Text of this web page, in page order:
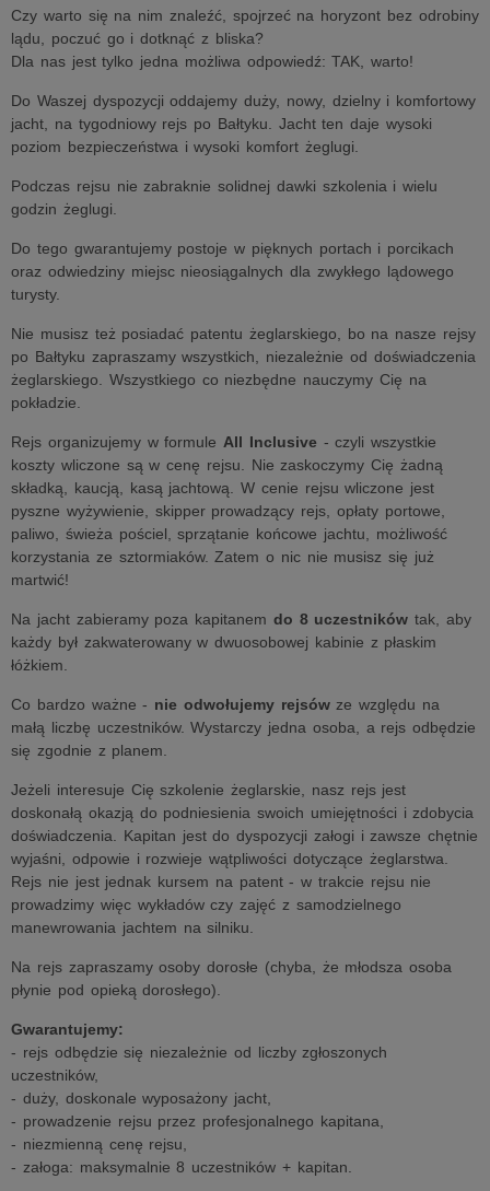
Czy warto się na nim znaleźć, spojrzeć na horyzont bez odrobiny
lądu, poczuć go i dotknąć z bliska?
Dla nas jest tylko jedna możliwa odpowiedź: TAK, warto!
Do Waszej dyspozycji oddajemy duży, nowy, dzielny i komfortowy
jacht, na tygodniowy rejs po Bałtyku. Jacht ten daje wysoki
poziom bezpieczeństwa i wysoki komfort żeglugi.
Podczas rejsu nie zabraknie solidnej dawki szkolenia i wielu
godzin żeglugi.
Do tego gwarantujemy postoje w pięknych portach i porcikach
oraz odwiedziny miejsc nieosiągalnych dla zwykłego lądowego
turysty.
Nie musisz też posiadać patentu żeglarskiego, bo na nasze rejsy
po Bałtyku zapraszamy wszystkich, niezależnie od doświadczenia
żeglarskiego. Wszystkiego co niezbędne nauczymy Cię na
pokładzie.
Rejs organizujemy w formule All Inclusive - czyli wszystkie
koszty wliczone są w cenę rejsu. Nie zaskoczymy Cię żadną
składką, kaucją, kasą jachtową. W cenie rejsu wliczone jest
pyszne wyżywienie, skipper prowadzący rejs, opłaty portowe,
paliwo, świeża pościel, sprzątanie końcowe jachtu, możliwość
korzystania ze sztormiaków. Zatem o nic nie musisz się już
martwić!
Na jacht zabieramy poza kapitanem do 8 uczestników tak, aby
każdy był zakwaterowany w dwuosobowej kabinie z płaskim
łóżkiem.
Co bardzo ważne - nie odwołujemy rejsówze względu na
małą liczbę uczestników. Wystarczy jedna osoba, a rejs odbędzie
się zgodnie z planem.
Jeżeli interesuje Cię szkolenie żeglarskie, nasz rejs jest
doskonałą okazją do podniesienia swoich umiejętności i zdobycia
doświadczenia. Kapitan jest do dyspozycji załogi i zawsze chętnie
wyjaśni, odpowie i rozwieje wątpliwości dotyczące żeglarstwa.
Rejs nie jest jednak kursem na patent - w trakcie rejsu nie
prowadzimy więc wykładów czy zajęć z samodzielnego
manewrowania jachtem na silniku.
Na rejs zapraszamy osoby dorosłe (chyba, że młodsza osoba
płynie pod opieką dorosłego).
Gwarantujemy:
- rejs odbędzie się niezależnie od liczby zgłoszonych
uczestników,
- duży, doskonale wyposażony jacht,
- prowadzenie rejsu przez profesjonalnego kapitana,
- niezmienną cenę rejsu,
- załoga: maksymalnie 8 uczestników + kapitan.